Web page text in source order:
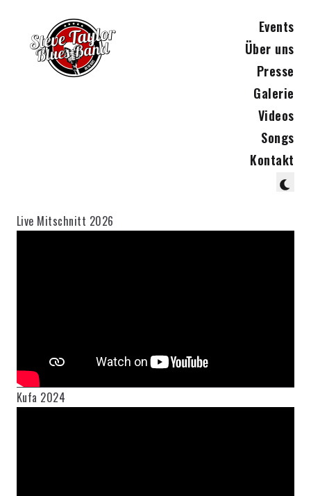
Events
Über uns
Presse
Galerie
Videos
Songs
Kontakt
Live Mitschnitt 2026
Kufa 2024